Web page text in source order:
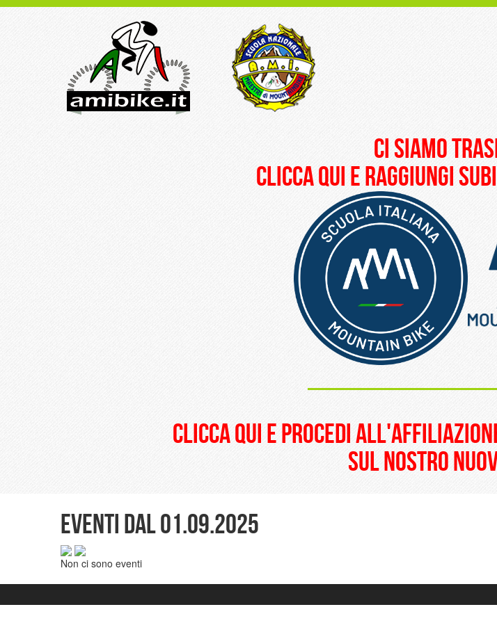
ci siamo
clicca qui e raggiungi
clicca qui e procedi
sul nostro
Eventi dal 01.09.2025
Non ci sono eventi